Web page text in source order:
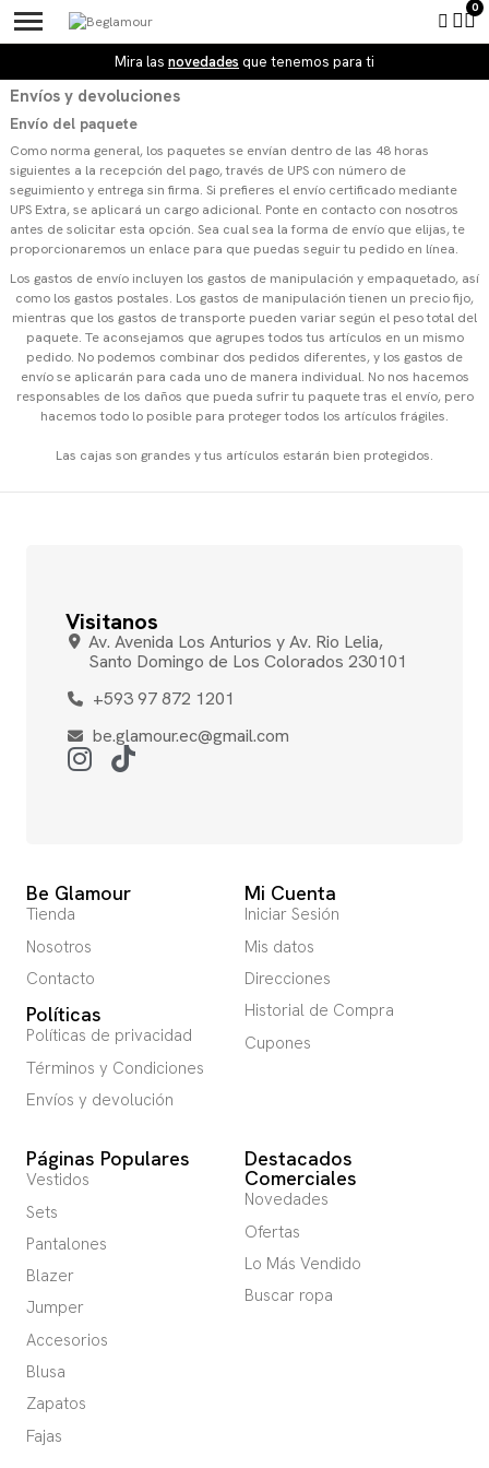
Mira las novedades que tenemos para ti
Envíos y devoluciones
Envío del paquete
Como norma general, los paquetes se envían dentro de las 48 horas
siguientes a la recepción del pago, través de UPS con número de
seguimiento y entrega sin firma. Si prefieres el envío certificado mediante
UPS Extra, se aplicará un cargo adicional. Ponte en contacto con nosotros
antes de solicitar esta opción. Sea cual sea la forma de envío que elijas, te
proporcionaremos un enlace para que puedas seguir tu pedido en línea.
Los gastos de envío incluyen los gastos de manipulación y empaquetado, así
como los gastos postales. Los gastos de manipulación tienen un precio fijo,
mientras que los gastos de transporte pueden variar según el peso total del
paquete. Te aconsejamos que agrupes todos tus artículos en un mismo
pedido. No podemos combinar dos pedidos diferentes, y los gastos de
envío se aplicarán para cada uno de manera individual. No nos hacemos
responsables de los daños que pueda sufrir tu paquete tras el envío, pero
hacemos todo lo posible para proteger todos los artículos frágiles.
Las cajas son grandes y tus artículos estarán bien protegidos.
Visitanos
Av. Avenida Los Anturios y Av. Rio Lelia,
Santo Domingo de Los Colorados 230101
+593 97 872 1201
be.glamour.ec@gmail.com
Be Glamour
Tienda
Nosotros
Contacto
Políticas
Políticas de privacidad
Términos y Condiciones
Envíos y devolución
Mi Cuenta
Iniciar Sesión
Mis datos
Direcciones
Historial de Compra
Cupones
Páginas Populares
Vestidos
Sets
Pantalones
Blazer
Jumper
Accesorios
Blusa
Zapatos
Fajas
Destacados
Comerciales
Novedades
Ofertas
Lo Más Vendido
Buscar ropa